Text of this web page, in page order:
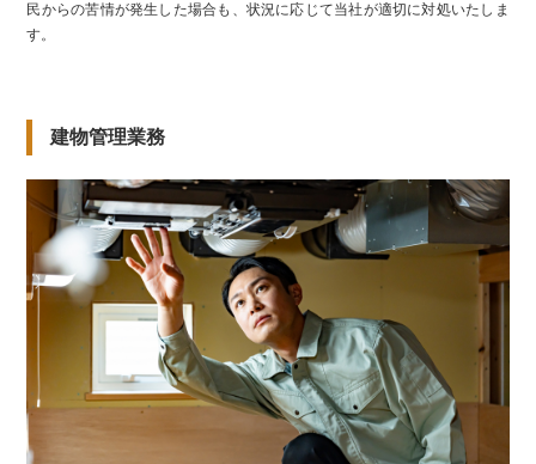
民からの苦情が発生した場合も、状況に応じて当社が適切に対処いたしま
す。
建物管理業務